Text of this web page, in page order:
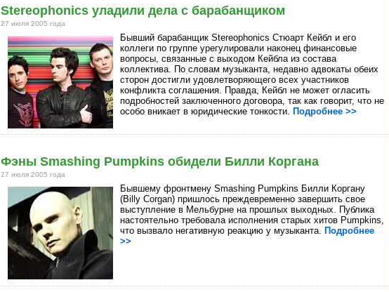
Stereophonics уладили дела с барабанщиком
27 июля 2005 года
Бывший барабанщик Stereophonics Стюарт Кейбл и его
коллеги по группе урегулировали наконец финансовые
вопросы, связанные с выходом Кейбла из состава
коллектива. По словам музыканта, недавно адвокаты обеих
сторон достигли удовлетворяющего всех участников
конфликта соглашения. Правда, Кейбл не может огласить
подробностей заключенного договора, так как говорит, что не
особо вникает в юридические тонкости. Подробнее >>
Фэны Smashing Pumpkins обидели Билли Коргана
27 июля 2005 года
Бывшему фронтмену Smashing Pumpkins Билли Коргану
(Billy Corgan) пришлось преждевременно завершить свое
выступление в Мельбурне на прошлых выходных. Публика
настоятельно требовала исполнения старых хитов Pumpkins,
что вызвало негативную реакцию у музыканта. Подробнее
>>